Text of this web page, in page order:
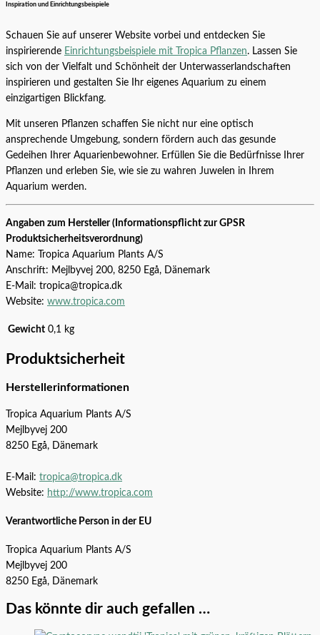
Inspiration und Einrichtungsbeispiele
Schauen Sie auf unserer Website vorbei und entdecken Sie
inspirierende Einrichtungsbeispiele mit Tropica Pflanzen. Lassen Sie
sich von der Vielfalt und Schönheit der Unterwasserlandschaften
inspirieren und gestalten Sie Ihr eigenes Aquarium zu einem
einzigartigen Blickfang.
Mit unseren Pflanzen schaffen Sie nicht nur eine optisch
ansprechende Umgebung, sondern fördern auch das gesunde
Gedeihen Ihrer Aquarienbewohner. Erfüllen Sie die Bedürfnisse Ihrer
Pflanzen und erleben Sie, wie sie zu wahren Juwelen in Ihrem
Aquarium werden.
Angaben zum Hersteller (Informationspflicht zur GPSR
Produktsicherheitsverordnung)
Name: Tropica Aquarium Plants A/S
Anschrift: Mejlbyvej 200, 8250 Egå, Dänemark
E-Mail: tropica@tropica.dk
Website: www.tropica.com
Gewicht 0,1 kg
Produktsicherheit
Herstellerinformationen
Tropica Aquarium Plants A/S
Mejlbyvej 200
8250 Egå, Dänemark
E-Mail: tropica@tropica.dk
Website: http://www.tropica.com
Verantwortliche Person in der EU
Tropica Aquarium Plants A/S
Mejlbyvej 200
8250 Egå, Dänemark
Das könnte dir auch gefallen …